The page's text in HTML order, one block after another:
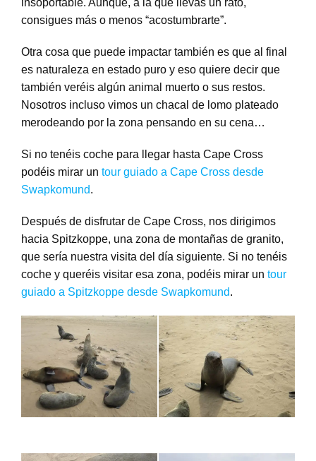
insoportable. Aunque, a la que llevas un rato,
consigues más o menos “acostumbrarte”.
Otra cosa que puede impactar también es que al final
es naturaleza en estado puro y eso quiere decir que
también veréis algún animal muerto o sus restos.
Nosotros incluso vimos un chacal de lomo plateado
merodeando por la zona pensando en su cena…
Si no tenéis coche para llegar hasta Cape Cross
podéis mirar un tour guiado a Cape Cross desde
Swapkomund.
Después de disfrutar de Cape Cross, nos dirigimos
hacia Spitzkoppe, una zona de montañas de granito,
que sería nuestra visita del día siguiente. Si no tenéis
coche y queréis visitar esa zona, podéis mirar un tour
guiado a Spitzkoppe desde Swapkomund.